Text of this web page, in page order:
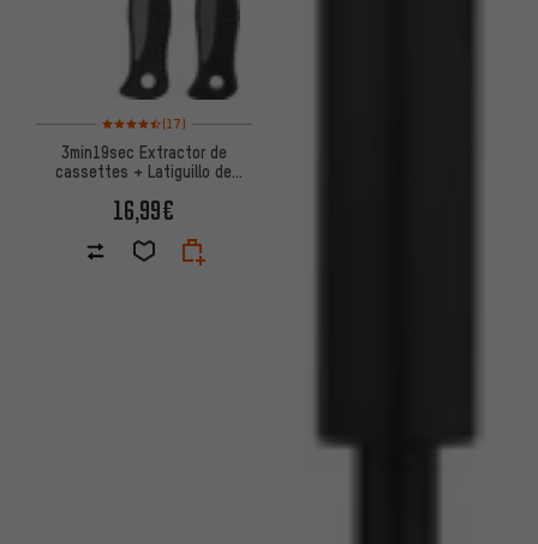
Valoración media: 4,5 de 5 basada en 17 reseñas
(17)
3min19sec Extractor de
cassettes + Latiguillo de
16,99€